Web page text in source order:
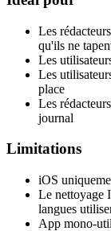
Les
qu'ils ne
Les
Les
place
Les
journal
Limitations
iOS
Le nettoyage
langues
App mono-